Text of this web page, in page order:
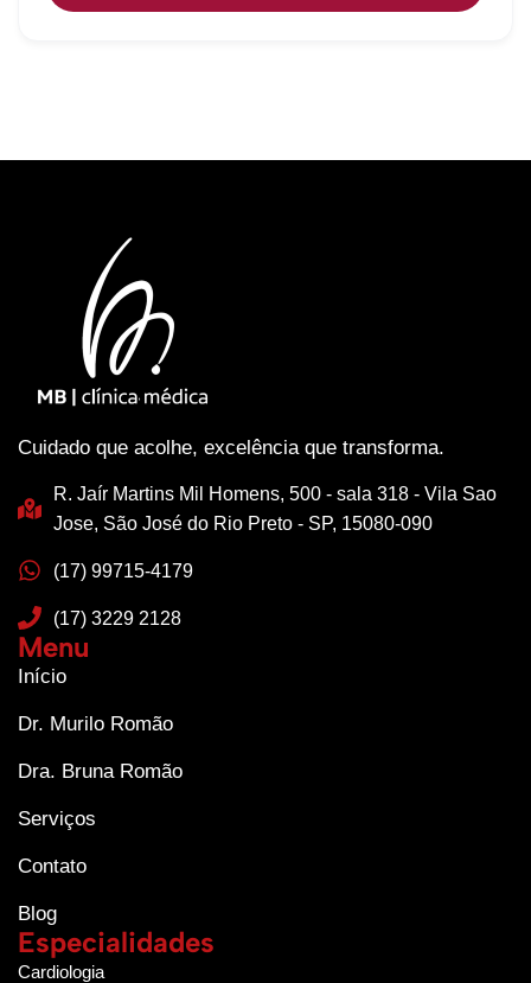
Cuidado que acolhe, excelência que transforma.
R. Jaír Martins Mil Homens, 500 - sala 318 - Vila Sao
Jose, São José do Rio Preto - SP, 15080-090
(17) 99715-4179
(17) 3229 2128
Menu
Início
Dr. Murilo Romão
Dra. Bruna Romão
Serviços
Contato
Blog
Especialidades
Cardiologia